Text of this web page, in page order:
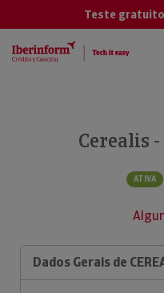
Teste
Cerealis -
ATIVA
Dados Gerais de